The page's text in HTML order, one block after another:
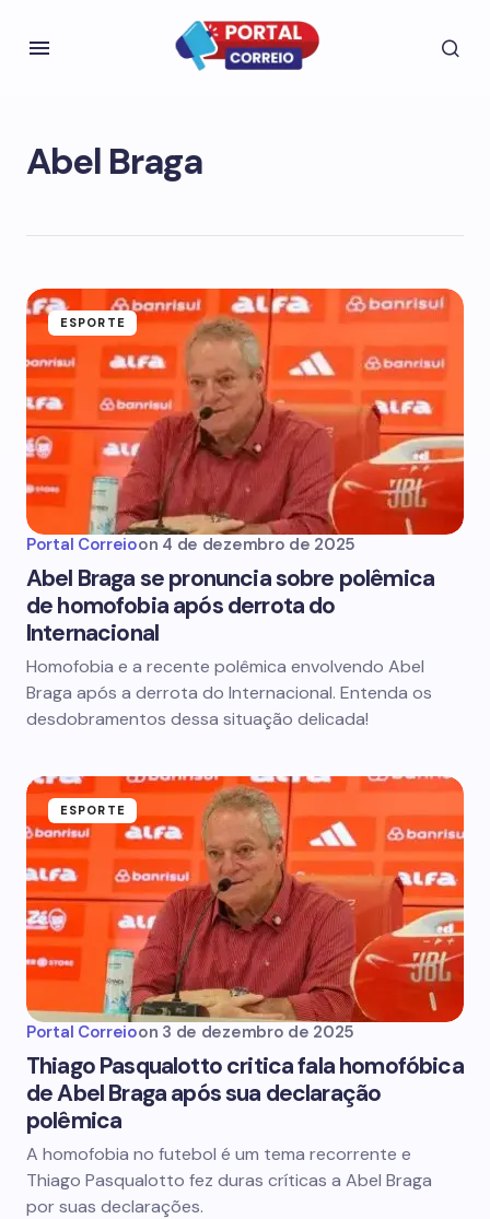
Abel Braga
ESPORTE
Portal Correioon 4 de dezembro de 2025
Abel Braga se pronuncia sobre polêmica
de homofobia após derrota do
Internacional
Homofobia e a recente polêmica envolvendo Abel
Braga após a derrota do Internacional. Entenda os
desdobramentos dessa situação delicada!
ESPORTE
Portal Correioon 3 de dezembro de 2025
Thiago Pasqualotto critica fala homofóbica
de Abel Braga após sua declaração
polêmica
A homofobia no futebol é um tema recorrente e
Thiago Pasqualotto fez duras críticas a Abel Braga
por suas declarações.